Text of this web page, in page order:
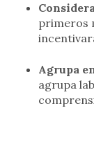
primeros
Agrupa
agrupa